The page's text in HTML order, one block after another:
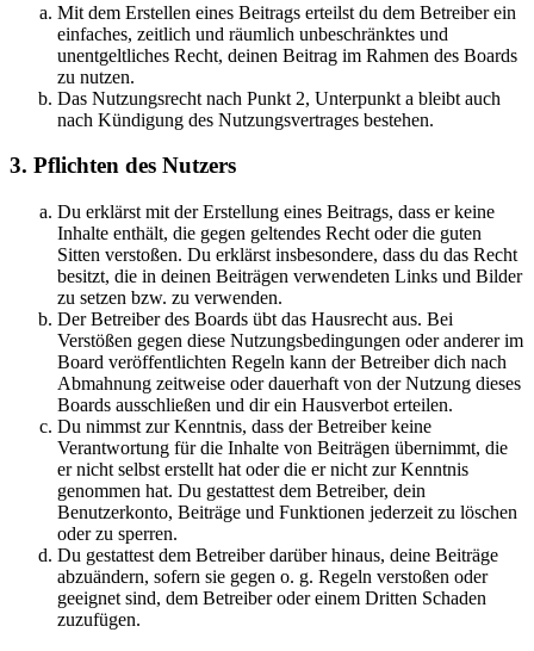
Mit dem Erstellen eines Beitrags erteilst du dem Betreiber ein
einfaches, zeitlich und räumlich unbeschränktes und
unentgeltliches Recht, deinen Beitrag im Rahmen des Boards
zu nutzen.
Das Nutzungsrecht nach Punkt 2, Unterpunkt a bleibt auch
nach Kündigung des Nutzungsvertrages bestehen.
3. Pflichten des Nutzers
Du erklärst mit der Erstellung eines Beitrags, dass er keine
Inhalte enthält, die gegen geltendes Recht oder die guten
Sitten verstoßen. Du erklärst insbesondere, dass du das Recht
besitzt, die in deinen Beiträgen verwendeten Links und Bilder
zu setzen bzw. zu verwenden.
Der Betreiber des Boards übt das Hausrecht aus. Bei
Verstößen gegen diese Nutzungsbedingungen oder anderer im
Board veröffentlichten Regeln kann der Betreiber dich nach
Abmahnung zeitweise oder dauerhaft von der Nutzung dieses
Boards ausschließen und dir ein Hausverbot erteilen.
Du nimmst zur Kenntnis, dass der Betreiber keine
Verantwortung für die Inhalte von Beiträgen übernimmt, die
er nicht selbst erstellt hat oder die er nicht zur Kenntnis
genommen hat. Du gestattest dem Betreiber, dein
Benutzerkonto, Beiträge und Funktionen jederzeit zu löschen
oder zu sperren.
Du gestattest dem Betreiber darüber hinaus, deine Beiträge
abzuändern, sofern sie gegen o. g. Regeln verstoßen oder
geeignet sind, dem Betreiber oder einem Dritten Schaden
zuzufügen.